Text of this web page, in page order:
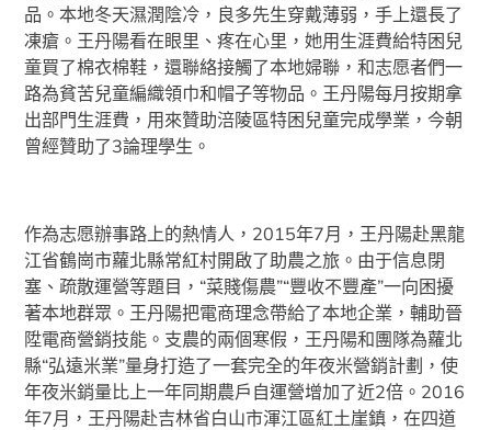
品。本地冬天濕潤陰冷，良多先生穿戴薄弱，手上還長了
凍瘡。王丹陽看在眼里、疼在心里，她用生涯費給特困兒
童買了棉衣棉鞋，還聯絡接觸了本地婦聯，和志愿者們一
路為貧苦兒童編織領巾和帽子等物品。王丹陽每月按期拿
出部門生涯費，用來贊助涪陵區特困兒童完成學業，今朝
曾經贊助了3論理學生。
作為志愿辦事路上的熱情人，2015年7月，王丹陽赴黑龍
江省鶴崗市蘿北縣常紅村開啟了助農之旅。由于信息閉
塞、疏散運營等題目，“菜賤傷農”“豐收不豐產”一向困擾
著本地群眾。王丹陽把電商理念帶給了本地企業，輔助晉
陞電商營銷技能。支農的兩個寒假，王丹陽和團隊為蘿北
縣“弘遠米業”量身打造了一套完全的年夜米營銷計劃，使
年夜米銷量比上一年同期農戶自運營增加了近2倍。2016
年7月，王丹陽赴吉林省白山市渾江區紅土崖鎮，在四道